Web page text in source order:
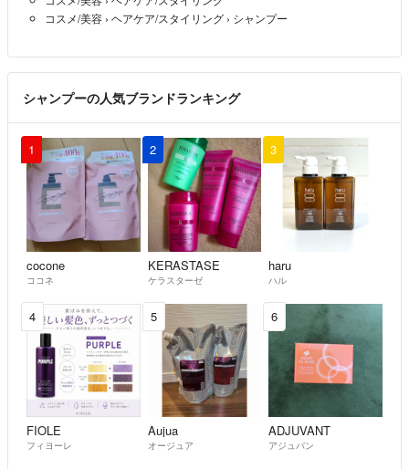
コスメ/美容 › ヘアケア/スタイリング › シャンプー
シャンプーの人気ブランドランキング
1
cocone
ココネ
2
KERASTASE
ケラスターゼ
3
haru
ハル
4
FIOLE
フィヨーレ
5
Aujua
オージュア
6
ADJUVANT
アジュバン